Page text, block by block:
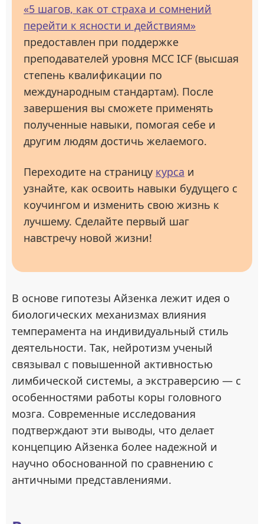
«5 шагов, как от страха и сомнений
перейти к ясности и действиям»
предоставлен при поддержке
преподавателей уровня МСС ICF (высшая
степень квалификации по
международным стандартам). После
завершения вы сможете применять
полученные навыки, помогая себе и
другим людям достичь желаемого.
Переходите на страницу курса и
узнайте, как освоить навыки будущего с
коучингом и изменить свою жизнь к
лучшему. Сделайте первый шаг
навстречу новой жизни!
В основе гипотезы Айзенка лежит идея о
биологических механизмах влияния
темперамента на индивидуальный стиль
деятельности. Так, нейротизм ученый
связывал с повышенной активностью
лимбической системы, а экстраверсию — с
особенностями работы коры головного
мозга. Современные исследования
подтверждают эти выводы, что делает
концепцию Айзенка более надежной и
научно обоснованной по сравнению с
античными представлениями.